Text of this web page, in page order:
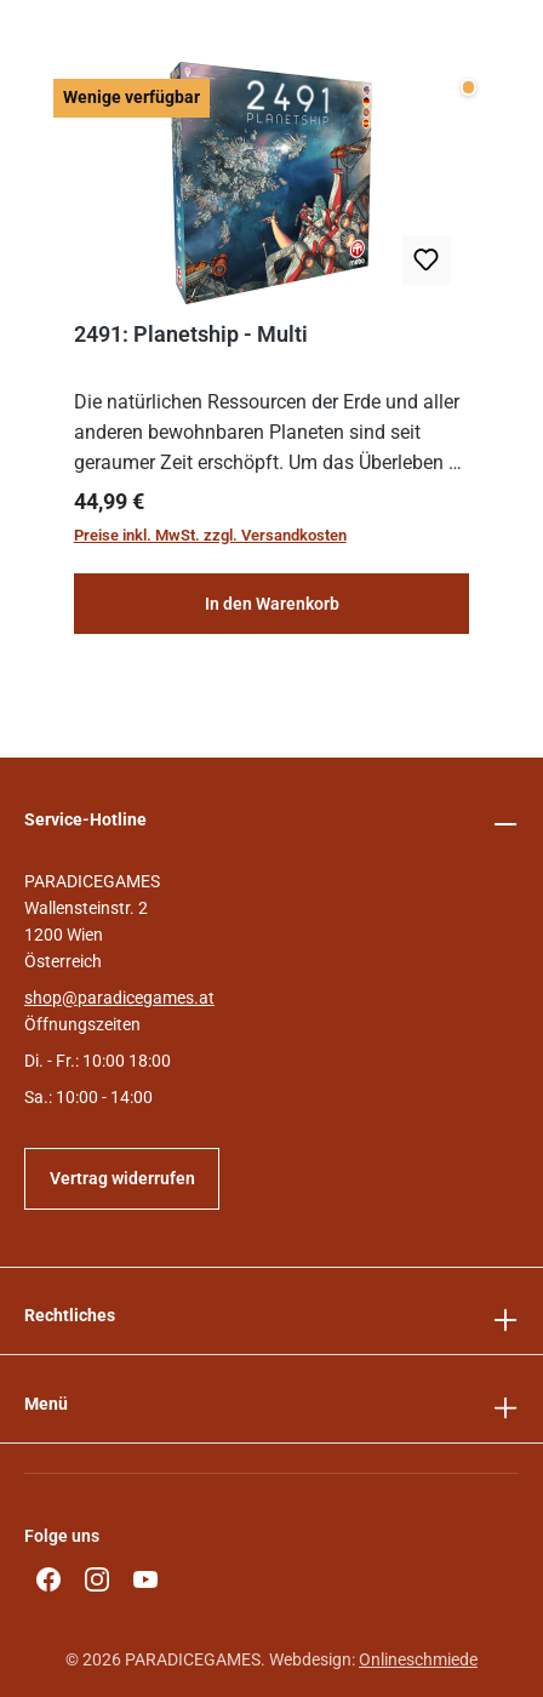
Wenige verfügbar Wenige
2491: Planetship - Multi
Die natürlichen Ressourcen der Erde und aller
anderen bewohnbaren Planeten sind seit
geraumer Zeit erschöpft. Um das Überleben zu
sichern, wurden die sogenannten
„Weltenschiffe“ gebaut. Auf diesen
Regulärer Preis:
44,99 €
Preise inkl. MwSt. zzgl. Versandkosten
In den Warenkorb
Service-Hotline
PARADICEGAMES
Wallensteinstr. 2
1200 Wien
Österreich
shop@paradicegames.at
Öffnungszeiten
Di. - Fr.: 10:00 18:00
Sa.: 10:00 - 14:00
Vertrag widerrufen
Rechtliches
Menü
Folge uns
© 2026 PARADICEGAMES. Webdesign:Onlineschmiede